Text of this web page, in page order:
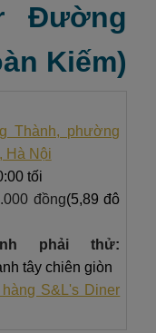
Đường
Kiếm)
Thành, phường
Hà Nội
tối
đồng(5,89 đô
phải thử:
tây chiên giòn
hàng S&L's Diner